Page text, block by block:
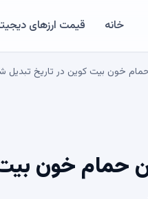
خانه قیمت ارزهای